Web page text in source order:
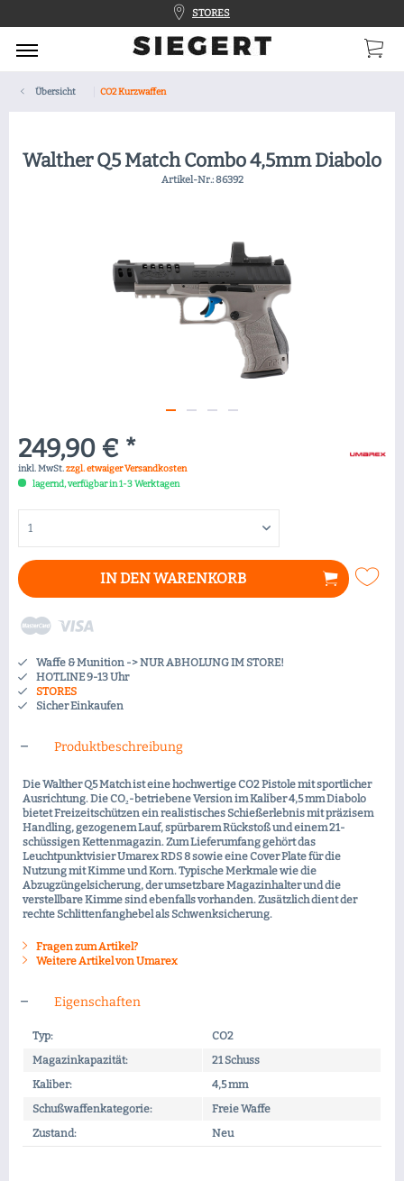
STORES
Übersicht CO2 Kurzwaffen
Walther Q5 Match Combo 4,5mm Diabolo
Artikel-Nr.:86392
249,90 € *
inkl. MwSt.zzgl. etwaiger Versandkosten
lagernd, verfügbar in 1-3 Werktagen
IN DENWARENKORB
Waffe & Munition -> NUR ABHOLUNG IM STORE!
HOTLINE 9-13 Uhr
STORES
Sicher Einkaufen
Produktbeschreibung
Die Walther Q5 Match ist eine hochwertige CO2 Pistole mit sportlicher
Ausrichtung. Die CO₂-betriebene Version im Kaliber 4,5 mm Diabolo
bietet Freizeitschützen ein realistisches Schießerlebnis mit präzisem
Handling, gezogenem Lauf, spürbarem Rückstoß und einem 21-
schüssigen Kettenmagazin. Zum Lieferumfang gehört das
Leuchtpunktvisier Umarex RDS 8 sowie eine Cover Plate für die
Nutzung mit Kimme und Korn. Typische Merkmale wie die
Abzugzüngelsicherung, der umsetzbare Magazinhalter und die
verstellbare Kimme sind ebenfalls vorhanden. Zusätzlich dient der
rechte Schlittenfanghebel als Schwenksicherung.
Fragen zum Artikel?
Weitere Artikel von Umarex
Eigenschaften
Typ:
CO2
Magazinkapazität:
21 Schuss
Kaliber:
4,5 mm
Schußwaffenkategorie:
Freie Waffe
Zustand:
Neu